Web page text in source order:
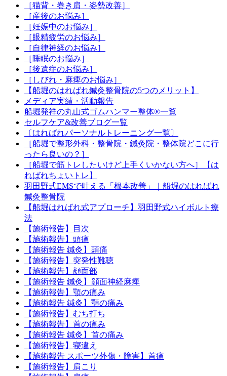
［猫背・巻き肩・姿勢改善］
［産後のお悩み］
［妊娠中のお悩み］
［眼精疲労のお悩み］
［自律神経のお悩み］
［睡眠のお悩み］
［後遺症のお悩み］
［しびれ・麻痺のお悩み］
【船堀のはればれ鍼灸整骨院の5つのメリット】
メディア実績・活動報告
船堀発祥の丸山式ゴムハンマー整体®︎一覧
セルフケア&改善ブログ一覧
〔はればれパーソナルトレーニング一覧〕
［船堀で整形外科・整骨院・鍼灸院・整体院どこに行
ったら良いの？］
［船堀で筋トレしたいけど上手くいかない方へ］【は
ればれちょいトレ】
羽田野式EMSで叶える「根本改善」｜船堀のはればれ
鍼灸整骨院
【船堀はればれ式アプローチ】羽田野式ハイボルト療
法
【施術報告】目次
【施術報告】頭痛
【施術報告 鍼灸】頭痛
【施術報告】突発性難聴
【施術報告】顔面部
【施術報告 鍼灸】顔面神経麻痺
【施術報告】顎の痛み
【施術報告 鍼灸】顎の痛み
【施術報告】むち打ち
【施術報告】首の痛み
【施術報告 鍼灸】首の痛み
【施術報告】寝違え
【施術報告 スポーツ外傷・障害】首痛
【施術報告】肩こり